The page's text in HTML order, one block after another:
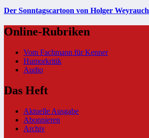
Der Sonntagscartoon von Holger Weyrauch
Online-Rubriken
Vom Fachmann für Kenner
Humorkritik
Audio
Das Heft
Aktuelle Ausgabe
Abonnieren
Archiv